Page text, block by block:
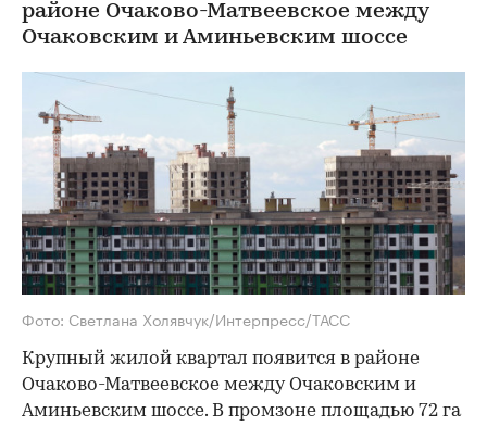
районе Очаково-Матвеевское между
Очаковским и Аминьевским шоссе
Фото: Светлана Холявчук/Интерпресс/ТАСС
Крупный жилой квартал появится в районе
Очаково-Матвеевское между Очаковским и
Аминьевским шоссе. В промзоне площадью 72 га